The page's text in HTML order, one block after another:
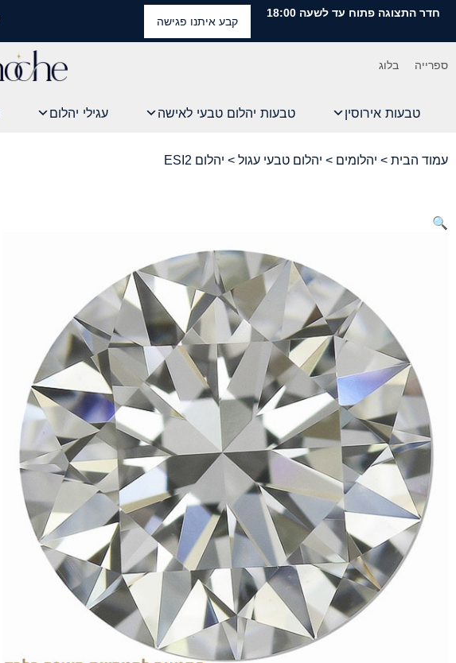
חדר התצוגה פתוח עד לשעה 18:00
קבע איתנו פגישה
ספרייה בלוג
טבעות אירוסין טבעות יהלום טבעי לאישה עגילי יהלום
עמוד הבית > יהלומים > יהלום טבעי עגול > יהלום ESI2
🔍